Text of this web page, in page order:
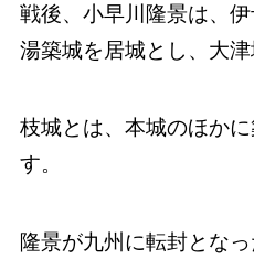
戦後、小早川隆景は、
湯築城を居城とし、大津
枝城とは、本城のほか
す。
隆景が九州に転封とな